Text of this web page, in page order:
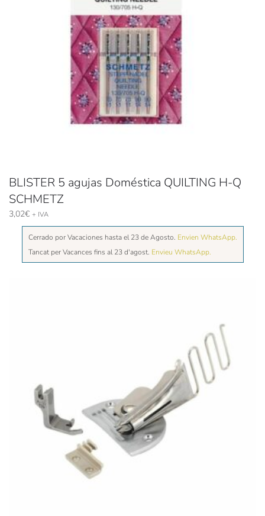
BLISTER 5 agujas Doméstica QUILTING H-Q
SCHMETZ
3,02€ + IVA
Cerrado por Vacaciones hasta el 23 de Agosto. Envien WhatsApp.
Tancat per Vacances fins al 23 d'agost. Envieu WhatsApp.